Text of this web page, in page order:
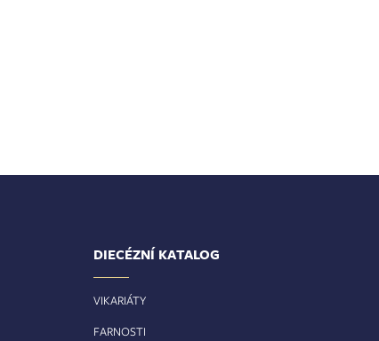
DIECÉZNÍ KATALOG
VIKARIÁTY
FARNOSTI